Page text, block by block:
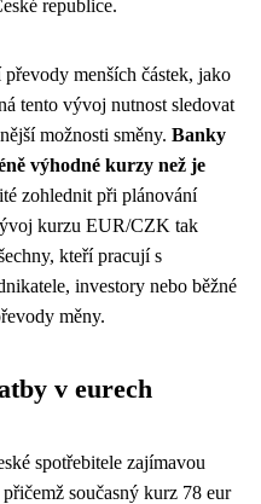
republice.
menších částek, jako
tento vývoj nutnost sledovat
možnosti směny. Banky
výhodné kurzy než je
zohlednit při plánování
kurzu EUR/CZK tak
kteří pracují s
investory nebo běžné
měny.
v eurech
spotřebitele zajímavou
současný kurz 78 eur